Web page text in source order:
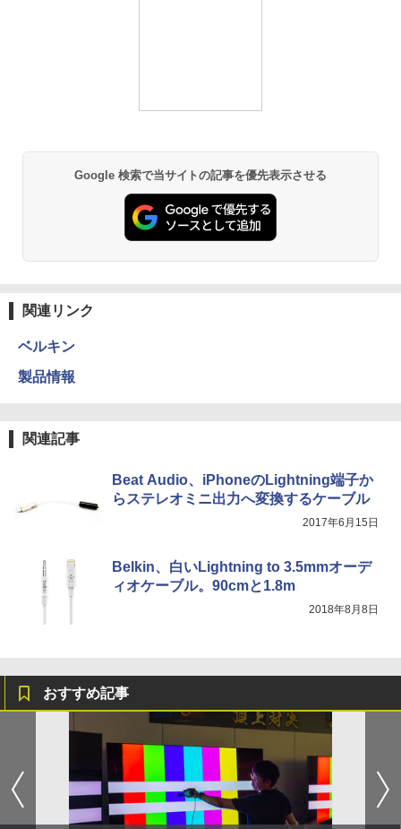
Google 検索で当サイトの記事を優先表示させる
関連リンク
ベルキン
製品情報
関連記事
Beat Audio、iPhoneのLightning端子か
らステレオミニ出力へ変換するケーブル
2017年6月15日
Belkin、白いLightning to 3.5mmオーデ
ィオケーブル。90cmと1.8m
2018年8月8日
おすすめ記事